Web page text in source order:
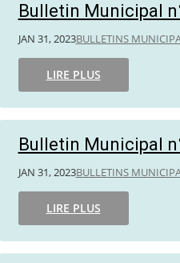
Bulletin Municipal
JAN 31, 2023BULLETINS
LIRE PLUS
Bulletin Municipal
JAN 31, 2023BULLETINS
LIRE PLUS